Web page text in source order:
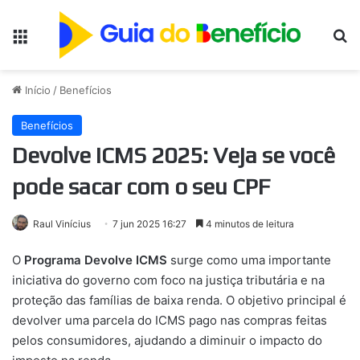
Início / Benefícios
Benefícios
Devolve ICMS 2025: Veja se você
pode sacar com o seu CPF
Raul Vinícius 7 jun 2025 16:27 4 minutos de leitura
O Programa Devolve ICMS surge como uma importante
iniciativa do governo com foco na justiça tributária e na
proteção das famílias de baixa renda. O objetivo principal é
devolver uma parcela do ICMS pago nas compras feitas
pelos consumidores, ajudando a diminuir o impacto do